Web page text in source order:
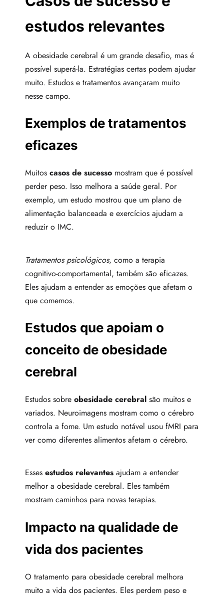
estudos relevantes
A obesidade cerebral é um grande desafio, mas é
possível superá-la. Estratégias certas podem ajudar
muito. Estudos e tratamentos avançaram muito
nesse campo.
Exemplos de tratamentos
eficazes
Muitos casos de sucesso mostram que é possível
perder peso. Isso melhora a saúde geral. Por
exemplo, um estudo mostrou que um plano de
alimentação balanceada e exercícios ajudam a
reduzir o IMC.
Tratamentos psicológicos, como a terapia
cognitivo-comportamental, também são eficazes.
Eles ajudam a entender as emoções que afetam o
que comemos.
Estudos que apoiam o
conceito de obesidade
cerebral
Estudos sobre obesidade cerebral são muitos e
variados. Neuroimagens mostram como o cérebro
controla a fome. Um estudo notável usou fMRI para
ver como diferentes alimentos afetam o cérebro.
Esses estudos relevantes ajudam a entender
melhor a obesidade cerebral. Eles também
mostram caminhos para novas terapias.
Impacto na qualidade de
vida dos pacientes
O tratamento para obesidade cerebral melhora
muito a vida dos pacientes. Eles perdem peso e